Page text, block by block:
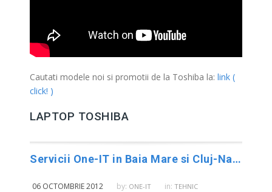
Cautati modele noi si promotii de la Toshiba la: link (
click! )
LAPTOP TOSHIBA
Servicii One-IT in Baia Mare si Cluj-Napoca
06 OCTOMBRIE 2012 by: ONE-IT in: TEHNIC